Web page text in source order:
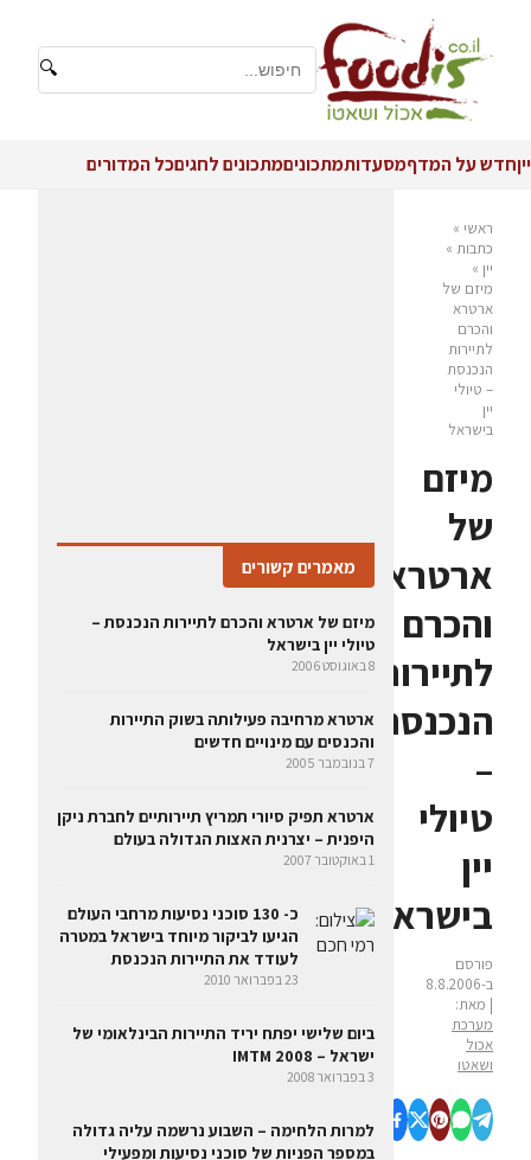
🔍
ייןחדש על המדףמסעדותמתכוניםמתכונים לחגיםכל המדורים
ראשי »
כתבות »
יין »
מיזם של
ארטרא
והכרם
לתיירות
הנכנסת
– טיולי
יין
בישראל
מיזם
של
ארטרא
והכרם
לתיירות
הנכנסת
–
טיולי
יין
בישראל
פורסם
ב-8.8.2006
| מאת:
מערכת
אכול
ושאטו
מאמרים קשורים
מיזם של ארטרא והכרם לתיירות הנכנסת –
טיולי יין בישראל
8 באוגוסט 2006
ארטרא מרחיבה פעילותה בשוק התיירות
והכנסים עם מינויים חדשים
7 בנובמבר 2005
ארטרא תפיק סיורי תמריץ תיירותיים לחברת ניקן
היפנית – יצרנית האצות הגדולה בעולם
1 באוקטובר 2007
כ- 130 סוכני נסיעות מרחבי העולם
הגיעו לביקור מיוחד בישראל במטרה
לעודד את התיירות הנכנסת
23 בפברואר 2010
ביום שלישי יפתח יריד התיירות הבינלאומי של
ישראל – 2008 IMTM
3 בפברואר 2008
למרות הלחימה – השבוע נרשמה עליה גדולה
במספר הפניות של סוכני נסיעות ומפעילי